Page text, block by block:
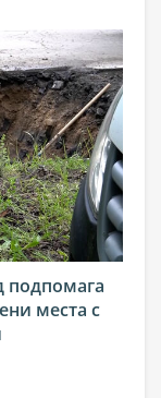
подпомага
места с